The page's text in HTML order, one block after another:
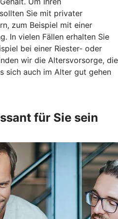
Sie mit privater
zum Beispiel mit einer
In vielen Fällen erhalten Sie
bei einer Riester- oder
wir die Altersvorsorge, die
sich auch im Alter gut gehen
für Sie sein